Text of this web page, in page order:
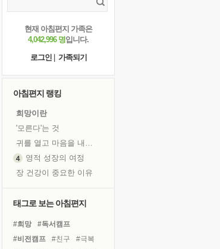
현재 아침편지 가족은
4,042,996 명입니다.
로그인
가족되기
아침편지 랭킹
희망이란
'모른다'는 것
귀를 열고 마음을 내어주고
영적 성장의 여정
장 건강이 중요한 이유
흙이 된 몸으로 출근하는 여자
태그로 보는 아침편지
#희망
#독서캠프
#비전캠프
#친구
#극복